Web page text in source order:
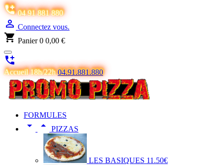
04 91 881 880
 Connectez vous.
shopping_cart Panier 0 0,00 €

Accueil 18h/22h04.91.881.880
FORMULES
  PIZZAS
LES BASIQUES 11.50€